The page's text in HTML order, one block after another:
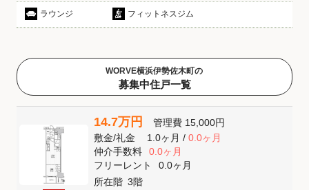
ラウンジ フィットネスジム
WORVE横浜伊勢佐木町の
募集中住戸一覧
14.7万円 管理費 15,000円
敷金/礼金 1.0ヶ月/ 0.0ヶ月
仲介手数料
0.0ヶ月
フリーレント
0.0ヶ月
所在階 3階